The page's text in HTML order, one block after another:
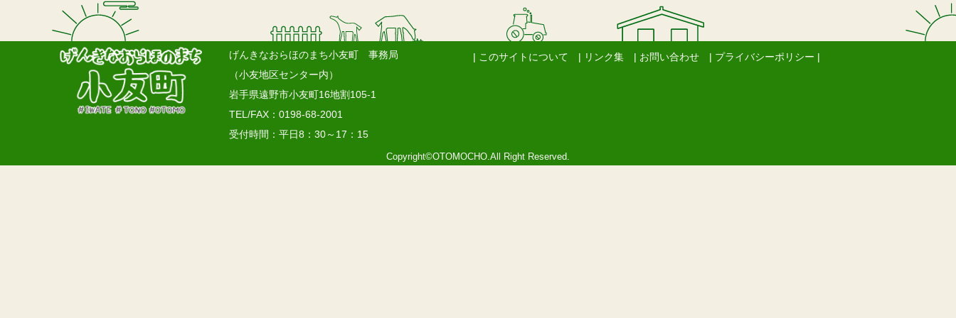
げんきなおらほのまち小友町 事務局
（小友地区センター内）
岩手県遠野市小友町16地割105-1
TEL/FAX：0198-68-2001
受付時間：平日8：30～17：15
| このサイトについて | リンク集 | お問い合わせ | プライバシーポリシー |
Copyright©OTOMOCHO.All Right Reserved.